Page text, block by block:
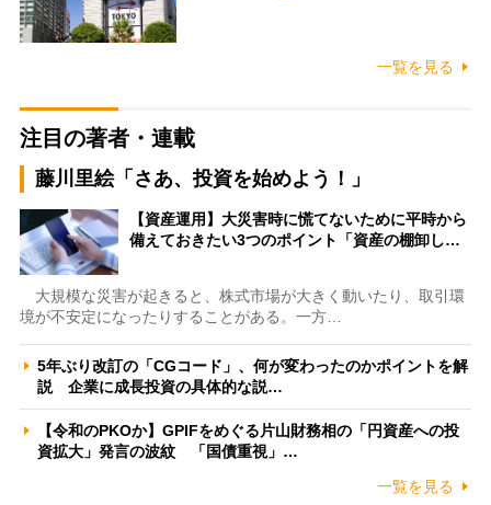
一覧を見る
注目の著者・連載
藤川里絵「さあ、投資を始めよう！」
【資産運用】大災害時に慌てないために平時から
備えておきたい3つのポイント「資産の棚卸し…
大規模な災害が起きると、株式市場が大きく動いたり、取引環
境が不安定になったりすることがある。一方…
5年ぶり改訂の「CGコード」、何が変わったのかポイントを解
説 企業に成長投資の具体的な説…
【令和のPKOか】GPIFをめぐる片山財務相の「円資産への投
資拡大」発言の波紋 「国債重視」…
一覧を見る